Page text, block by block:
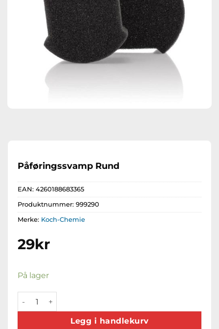
Påføringssvamp Rund
EAN: 4260188683365
Produktnummer: 999290
Merke: Koch-Chemie
29kr
På lager
Påføringssvamp Rund antall
Legg i handlekurv